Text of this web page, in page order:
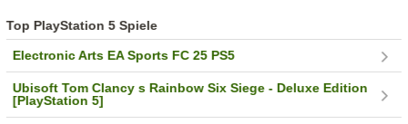
Top PlayStation 5 Spiele
Electronic Arts EA Sports FC 25 PS5
Ubisoft Tom Clancy s Rainbow Six Siege - Deluxe Edition
[PlayStation 5]